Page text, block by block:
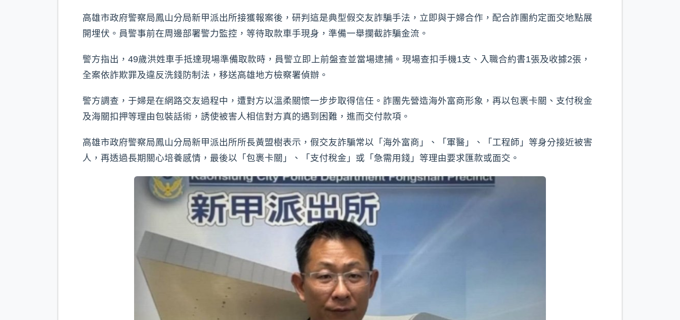
高雄市政府警察局鳳山分局新甲派出所接獲報案後，研判這是典型假交友詐騙手法，立即與于婦合作，配合詐團約定面交地點展
開埋伏。員警事前在周邊部署警力監控，等待取款車手現身，準備一舉攔截詐騙金流。
警方指出，49歲洪姓車手抵達現場準備取款時，員警立即上前盤查並當場逮捕。現場查扣手機1支、入職合約書1張及收據2張，
全案依詐欺罪及違反洗錢防制法，移送高雄地方檢察署偵辦。
警方調查，于婦是在網路交友過程中，遭對方以溫柔關懷一步步取得信任。詐團先營造海外富商形象，再以包裹卡關、支付稅金
及海關扣押等理由包裝話術，誘使被害人相信對方真的遇到困難，進而交付款項。
高雄市政府警察局鳳山分局新甲派出所所長黃盟樹表示，假交友詐騙常以「海外富商」、「軍醫」、「工程師」等身分接近被害
人，再透過長期關心培養感情，最後以「包裹卡關」、「支付稅金」或「急需用錢」等理由要求匯款或面交。